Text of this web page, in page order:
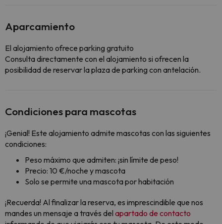
Aparcamiento
El alojamiento ofrece parking gratuito
Consulta directamente con el alojamiento si ofrecen la
posibilidad de reservar la plaza de parking con antelación.
Condiciones para mascotas
¡Genial! Este alojamiento admite mascotas con las siguientes
condiciones:
Peso máximo que admiten: ¡sin límite de peso!
Precio: 10 €/noche y mascota
Solo se permite una mascota por habitación
¡Recuerda! Al finalizar la reserva, es imprescindible que nos
mandes un mensaje a través del apartado de contacto